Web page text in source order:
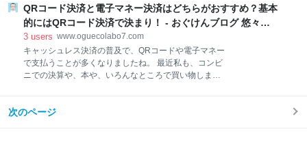
ンの小遣い ゴルフ業界は今後どうなる？ ゴルフ人口の
問題 預託金の返済 ゴルフ事情 ゴルフは、20代の頃か
ら始めました。 社会人になれば当然必要だろうと、安
い道
思います 楽天カードのメリット 楽天カードのデメリッ
トは？ まとめ 楽天カードのメリット まず、楽天カー
ドのメリットを見て行きましょうか。 実際楽天証券、
楽天銀行の口座を持っていて、楽天カードも持ってい
ます。 しかし、正直あまり使ってないですね。 何でし
ょうか、どうしてもメインの口座が他の銀行なので、
費が無料 ポイント還元率が高い 審査が難しくない の3
QRコード決済と電子マネー決済はどちらがおすすめ？基本
的にはQRコード決済で決まり！ - おぐけんブログ 悠々自
適の投資生活
3 users www.oguecolabo7.com
キャッシュレス決済の普及で、QRコードや電子マネー
で支払うことが多くなりましたね。 最近私も、コンビ
ニでの決算や、本や、いろんなところで買い物します
現金を使わない時もあります。 電子マネーは思い起こ
次のページ